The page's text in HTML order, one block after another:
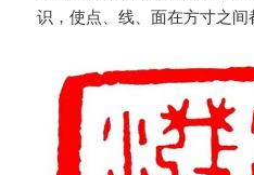
识，使点、线、面在方寸之间